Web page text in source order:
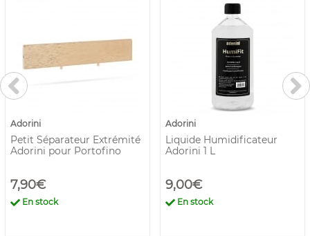
Adorini
Petit Séparateur Extrémité
Adorini pour Portofino
7,90€
En stock
Adorini
Liquide Humidificateur
Adorini 1 L
9,00€
En stock